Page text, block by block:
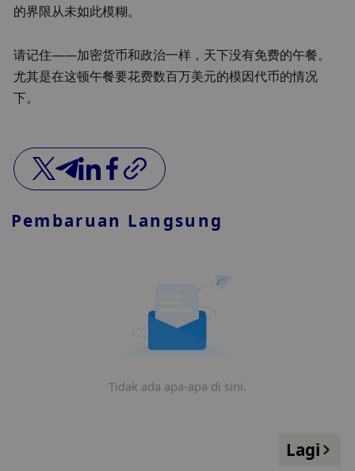
的界限从未如此模糊。
请记住——加密货币和政治一样，天下没有免费的午餐。
尤其是在这顿午餐要花费数百万美元的模因代币的情况
下。
Pembaruan Langsung
Tidak ada apa-apa di sini.
Lagi